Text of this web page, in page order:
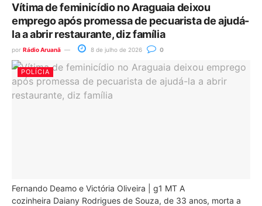
Vítima de feminicídio no Araguaia deixou
emprego após promessa de pecuarista de ajudá-
la a abrir restaurante, diz família
por Rádio Aruanã 8 de julho de 2026 0
POLÍCIA
Fernando Deamo e Victória Oliveira | g1 MT A
cozinheira Daiany Rodrigues de Souza, de 33 anos, morta a